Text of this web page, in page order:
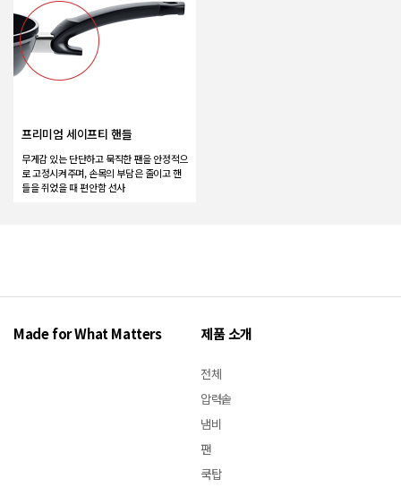
프리미엄 세이프티 핸들
무게감 있는 단단하고 묵직한 팬을 안정적으
로 고정시켜주며, 손목의 부담은 줄이고 핸
들을 쥐었을 때 편안함 선사
Made for What Matters 제품 소개
전체
압력솥
냄비
팬
쿡탑